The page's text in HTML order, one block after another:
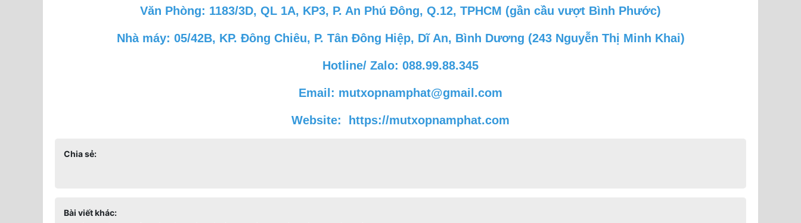
Văn Phòng: 1183/3D, QL 1A, KP3, P. An Phú Đông, Q.12, TPHCM (gần cầu vượt Bình Phước)
Nhà máy: 05/42B, KP. Đông Chiêu, P. Tân Đông Hiệp, Dĩ An, Bình Dương (243 Nguyễn Thị Minh Khai)
Hotline/ Zalo: 088.99.88.345
Email: mutxopnamphat@gmail.com
Website: https://mutxopnamphat.com
Chia sẻ:
Bài viết khác: